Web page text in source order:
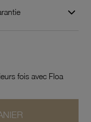
fois avec Floa